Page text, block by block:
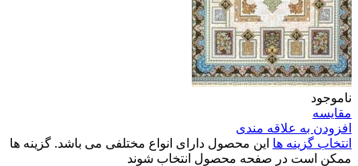
ناموجود
مقایسه
افزودن به علاقه مندی
انتخاب گزینه ها این محصول دارای انواع مختلفی می باشد. گزینه ها
ممکن است در صفحه محصول انتخاب شوند